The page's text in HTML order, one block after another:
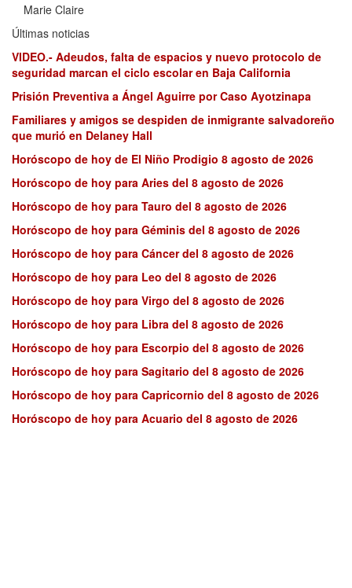
Marie Claire
Últimas noticias
VIDEO.- Adeudos, falta de espacios y nuevo protocolo de
seguridad marcan el ciclo escolar en Baja California
Prisión Preventiva a Ángel Aguirre por Caso Ayotzinapa
Familiares y amigos se despiden de inmigrante salvadoreño
que murió en Delaney Hall
Horóscopo de hoy de El Niño Prodigio 8 agosto de 2026
Horóscopo de hoy para Aries del 8 agosto de 2026
Horóscopo de hoy para Tauro del 8 agosto de 2026
Horóscopo de hoy para Géminis del 8 agosto de 2026
Horóscopo de hoy para Cáncer del 8 agosto de 2026
Horóscopo de hoy para Leo del 8 agosto de 2026
Horóscopo de hoy para Virgo del 8 agosto de 2026
Horóscopo de hoy para Libra del 8 agosto de 2026
Horóscopo de hoy para Escorpio del 8 agosto de 2026
Horóscopo de hoy para Sagitario del 8 agosto de 2026
Horóscopo de hoy para Capricornio del 8 agosto de 2026
Horóscopo de hoy para Acuario del 8 agosto de 2026